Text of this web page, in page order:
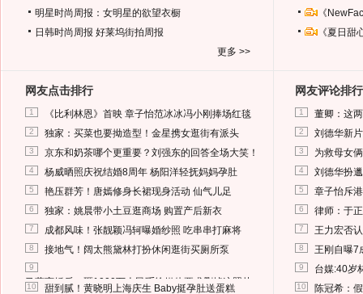
明星时尚周报：女明星的欲望衣橱
日韩时尚周报 好莱坞街拍周报
更多 >>
《
《夏日
网友点击排行
1 《比利林恩》首映 章子怡范冰冰冯小刚捧场红毯
2 独家：买菜也要拗造型！金星携女逛街有派头
3 京东和奶茶哪个更重要？刘强东的回答全场大笑！
4 杨威晒照庆祝结婚8周年 杨阳洋轻抚妈妈孕肚
5 艳压群芳！唐嫣修身长裙现身活动 仙气儿足
6 独家：姚晨带小土豆逛商场 购置产后新衣
7 成都风味！张靓颖冯轲曝婚纱照 吃串串打麻将
8 接地气！阔太熊黛林打扮休闲逛街买厕所泵
9
马蓉离婚后，砸1000万人民币给媒体要求删掉这照片
10 甜到腻！黄晓明上海庆生 Baby挺孕肚送蛋糕
网友评论排行
1 董卿：这
2 刘德华新
3 为救母女
4 刘德华扮
5 章子怡斥
6 律师：于
7 王力宏否
8 王刚自曝7
9 台媒:40岁
10 陈冠希：